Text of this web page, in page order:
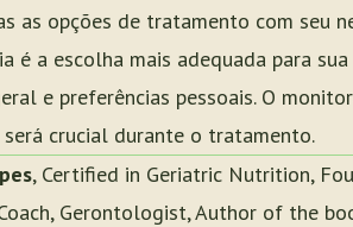
as opções de tratamento com seu
é a escolha mais adequada para
e preferências pessoais. O
crucial durante o tratamento.
, Certified in Geriatric Nutrition,
Gerontologist, Author of the